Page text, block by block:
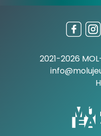
2021-2026